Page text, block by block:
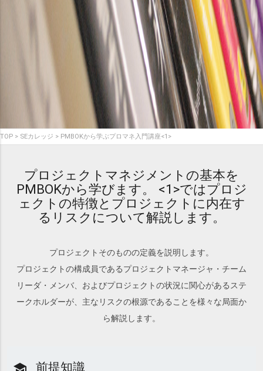
TOP SEカレッジ PMBOKから学ぶプロマネ入門講座<1>
プロジェクトマネジメントの基本を
PMBOKから学びます。 <1>ではプロジ
ェクトの特徴とプロジェクトに内在す
るリスクについて解説します。
プロジェクトそのものの定義を説明します。
プロジェクトの構成員であるプロジェクトマネージャ・チーム
リーダ・メンバ、およびプロジェクトの状況に関心があるステ
ークホルダーが、主なリスクの根源であることを様々な局面か
ら解説します。
school 前提知識